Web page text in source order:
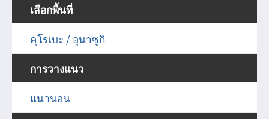
เลือกพื้นที่
คุโรเบะ / อุนาซูกิ
การวางแนว
แนวนอน